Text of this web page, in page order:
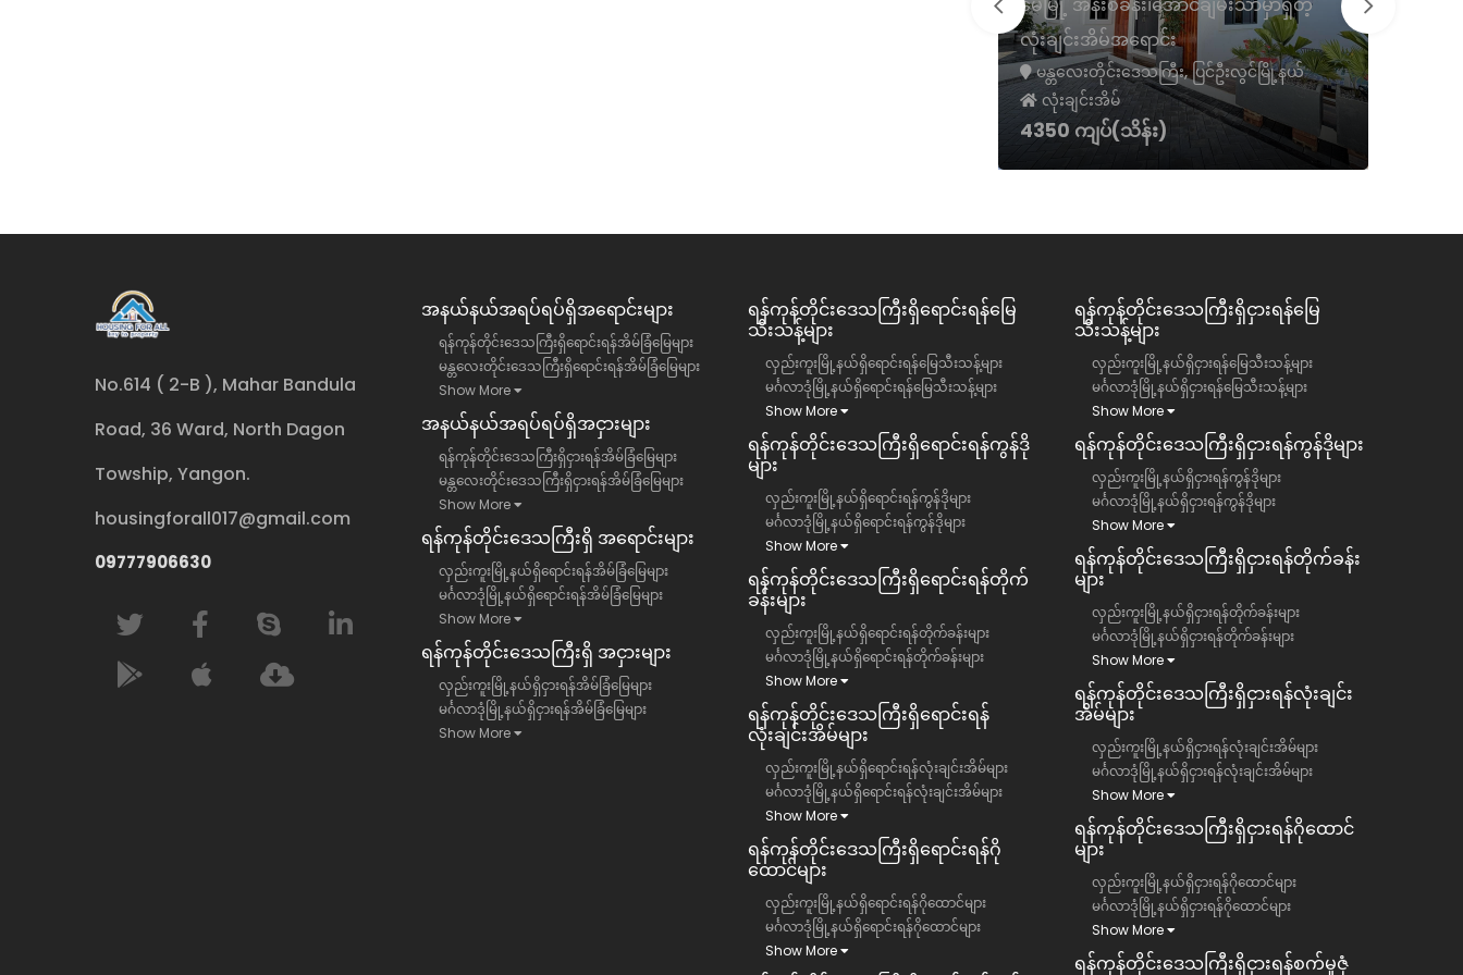
လုံးချင်းအိမ်အရောင်း
မန္တလေးတိုင်းဒေသကြီး, ပြင်ဦးလွင်မြို့နယ်
လုံးချင်းအိမ်
4350 ကျပ်(သိန်း)
No.614 ( 2-B ), Mahar Bandula
Road, 36 Ward, North Dagon
Towship, Yangon.
housingforall017@gmail.com
09777906630
အနယ်နယ်အရပ်ရပ်ရှိအရောင်းများ
ရန်ကုန်တိုင်းဒေသကြီးရှိရောင်းရန်အိမ်ခြံမြေများ
မန္တလေးတိုင်းဒေသကြီးရှိရောင်းရန်အိမ်ခြံမြေများ
Show More
အနယ်နယ်အရပ်ရပ်ရှိအငှားများ
ရန်ကုန်တိုင်းဒေသကြီးရှိငှားရန်အိမ်ခြံမြေများ
မန္တလေးတိုင်းဒေသကြီးရှိငှားရန်အိမ်ခြံမြေများ
Show More
ရန်​ကုန်တိုင်းဒေသကြီး​ရှိ အရောင်းများ
လှည်းကူးမြို့နယ်ရှိရောင်းရန်အိမ်ခြံမြေများ
မင်္ဂလာဒုံမြို့နယ်ရှိရောင်းရန်အိမ်ခြံမြေများ
Show More
ရန်​ကုန်တိုင်းဒေသကြီး​ရှိ အငှားများ
လှည်းကူးမြို့နယ်ရှိငှားရန်အိမ်ခြံမြေများ
မင်္ဂလာဒုံမြို့နယ်ရှိငှားရန်အိမ်ခြံမြေများ
Show More
ရန်ကုန်တိုင်းဒေသကြီး​ရှိရောင်းရန်မြေ
သီးသန့်များ
လှည်းကူးမြို့နယ်ရှိရောင်းရန်မြေသီးသန့်များ
မင်္ဂလာဒုံမြို့နယ်ရှိရောင်းရန်မြေသီးသန့်များ
Show More
ရန်ကုန်တိုင်းဒေသကြီး​ရှိရောင်းရန်ကွန်ဒို
များ
လှည်းကူးမြို့နယ်ရှိရောင်းရန်ကွန်ဒိုများ
မင်္ဂလာဒုံမြို့နယ်ရှိရောင်းရန်ကွန်ဒိုများ
Show More
ရန်ကုန်တိုင်းဒေသကြီး​ရှိရောင်းရန်တိုက်
ခန်းများ
လှည်းကူးမြို့နယ်ရှိရောင်းရန်တိုက်ခန်းများ
မင်္ဂလာဒုံမြို့နယ်ရှိရောင်းရန်တိုက်ခန်းများ
Show More
ရန်ကုန်တိုင်းဒေသကြီး​ရှိရောင်းရန်
လုံးချင်းအိမ်များ
လှည်းကူးမြို့နယ်ရှိရောင်းရန်လုံးချင်းအိမ်များ
မင်္ဂလာဒုံမြို့နယ်ရှိရောင်းရန်လုံးချင်းအိမ်များ
Show More
ရန်ကုန်တိုင်းဒေသကြီး​ရှိရောင်းရန်ဂို
ထောင်များ
လှည်းကူးမြို့နယ်ရှိရောင်းရန်ဂိုထောင်များ
မင်္ဂလာဒုံမြို့နယ်ရှိရောင်းရန်ဂိုထောင်များ
Show More
ရန်ကုန်တိုင်းဒေသကြီး​​ရှိငှားရန်မြေ
သီးသန့်များ
လှည်းကူးမြို့နယ်ရှိငှားရန်မြေသီးသန့်များ
မင်္ဂလာဒုံမြို့နယ်ရှိငှားရန်မြေသီးသန့်များ
Show More
ရန်ကုန်တိုင်းဒေသကြီး​​ရှိငှားရန်ကွန်ဒိုများ
လှည်းကူးမြို့နယ်ရှိငှားရန်ကွန်ဒိုများ
မင်္ဂလာဒုံမြို့နယ်ရှိငှားရန်ကွန်ဒိုများ
Show More
ရန်ကုန်တိုင်းဒေသကြီး​​ရှိငှားရန်တိုက်ခန်း
များ
လှည်းကူးမြို့နယ်ရှိငှားရန်တိုက်ခန်းများ
မင်္ဂလာဒုံမြို့နယ်ရှိငှားရန်တိုက်ခန်းများ
Show More
ရန်ကုန်တိုင်းဒေသကြီး​​ရှိငှားရန်လုံးချင်း
အိမ်များ
လှည်းကူးမြို့နယ်ရှိငှားရန်လုံးချင်းအိမ်များ
မင်္ဂလာဒုံမြို့နယ်ရှိငှားရန်လုံးချင်းအိမ်များ
Show More
ရန်ကုန်တိုင်းဒေသကြီး​​ရှိငှားရန်ဂိုထောင်
များ
လှည်းကူးမြို့နယ်ရှိငှားရန်ဂိုထောင်များ
မင်္ဂလာဒုံမြို့နယ်ရှိငှားရန်ဂိုထောင်များ
Show More
ရန်ကုန်တိုင်းဒေသကြီး​​ရှိငှားရန်စက်မှုဇုံ